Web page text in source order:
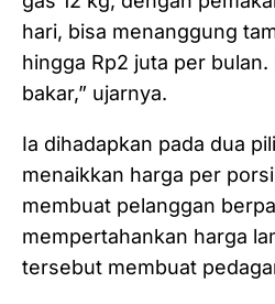
hari, bisa menanggung
hingga Rp2 juta per
bakar,” ujarnya.
Ia dihadapkan pada dua
menaikkan harga per
membuat pelanggan
mempertahankan harga
tersebut membuat